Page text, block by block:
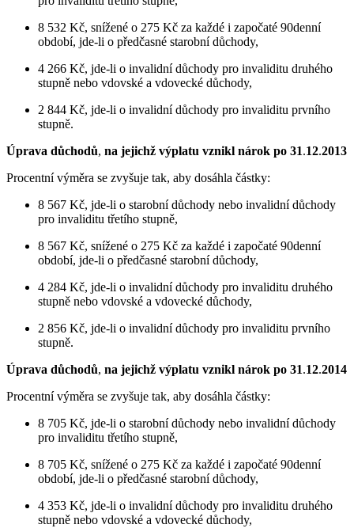
8 532 Kč, snížené o 275 Kč za každé i započaté 90denní
období, jde-li o předčasné starobní důchody,
4 266 Kč, jde-li o invalidní důchody pro invaliditu druhého
stupně nebo vdovské a vdovecké důchody,
2 844 Kč, jde-li o invalidní důchody pro invaliditu prvního
stupně.
Úprava důchodů, na jejichž výplatu vznikl nárok po 31.12.2013
Procentní výměra se zvyšuje tak, aby dosáhla částky:
8 567 Kč, jde-li o starobní důchody nebo invalidní důchody
pro invaliditu třetího stupně,
8 567 Kč, snížené o 275 Kč za každé i započaté 90denní
období, jde-li o předčasné starobní důchody,
4 284 Kč, jde-li o invalidní důchody pro invaliditu druhého
stupně nebo vdovské a vdovecké důchody,
2 856 Kč, jde-li o invalidní důchody pro invaliditu prvního
stupně.
Úprava důchodů, na jejichž výplatu vznikl nárok po 31.12.2014
Procentní výměra se zvyšuje tak, aby dosáhla částky:
8 705 Kč, jde-li o starobní důchody nebo invalidní důchody
pro invaliditu třetího stupně,
8 705 Kč, snížené o 275 Kč za každé i započaté 90denní
období, jde-li o předčasné starobní důchody,
4 353 Kč, jde-li o invalidní důchody pro invaliditu druhého
stupně nebo vdovské a vdovecké důchody,